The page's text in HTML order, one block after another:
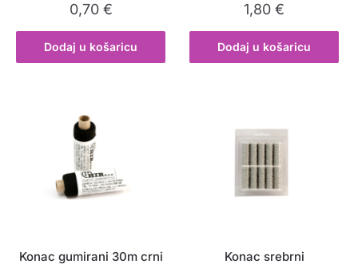
0,70 €
Dodaj u košaricu
1,80€
Dodaj u košaricu
Konac gumirani 30m crni Konac srebrni